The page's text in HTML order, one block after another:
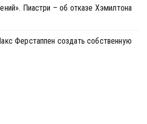
Пиастри – об отказе Хэмилтона
Ферстаппен создать собственную